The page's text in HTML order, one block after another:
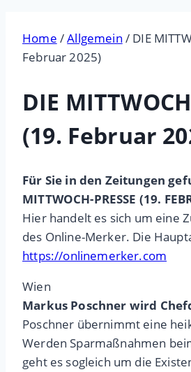
Home /Allgemein / DIE
Februar 2025)
DIE
(19. Februar
Für Sie in den Zeitungen
MITTWOCH-PRESSE (19.
Hier handelt es sich um eine
des Online-Merker. Die
https://onlinemerker.com
Wien
Markus Poschner wird
Poschner übernimmt eine
Werden Sparmaßnahmen
geht es sogleich um die